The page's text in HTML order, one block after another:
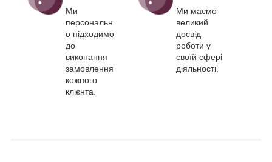
Ми
персональн
о підходимо
до
виконання
замовлення
кожного
клієнта.
Ми маємо
великий
досвід
роботи у
своїй сфері
діяльності.